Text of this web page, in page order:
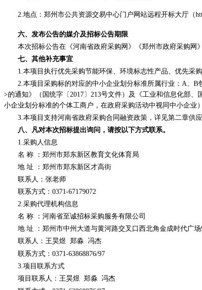
2.地点： 郑州市公共资源交易中心门户网站远程开标大厅（
六、 发布公告的媒介及招标公告期限
本次招标公告在《河南省政府采购网》《郑州市政府采购网
七、其他补充事宜
1.本项目执行优先采购节能环保、环境标志性产品、优先采
2.本项目采购标的对应的中小企业划分标准所属行业：A、 B
>的通知》（国统字〔2017〕213号文件）及《工业和信息化部
小企业划分标准的个体工商户，在政府采购活动中视同中小企业）
3.本项目支持河南省政府采购合同融资政策，详见第二章供
八、凡对本次招标提出询问，请按以下方式联系。
1.采购人信息
名 称
：郑州市郑东新区教育文化体育局
地 址
：郑州市郑东新区才高街
联系人：张老师
联系方式： 0371-67179072
2.采购代理机构信息
名 称
：河南省至诚招标采购服务有限公司
地 址 ：郑州市中州大道与黄河路交叉口西北角金成时代广场
联系人：王昊煜 郑淼 冯杰
联系方式： 0371-63868876/97
3.项目联系方式
项目联系人：王昊煜 郑淼 冯杰